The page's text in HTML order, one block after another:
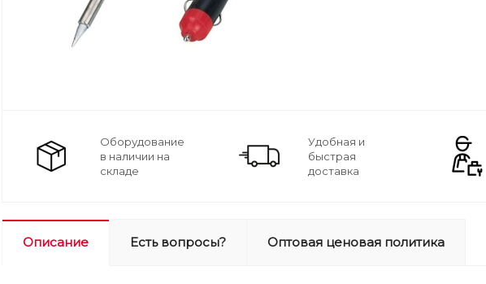
Оборудование
в наличии на
складе
Удобная и
быстрая
доставка
Описание Есть вопросы? Оптовая ценовая политика